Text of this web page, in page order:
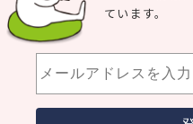
ています。